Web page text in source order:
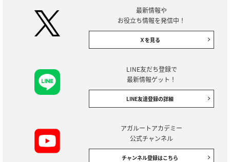
最新情報や
お役立ち情報を発信中！
Ｘを見る
LINE友だち登録で
最新情報ゲット！
LINE友達登録の詳細
アガルートアカデミー
公式チャンネル
チャンネル登録はこちら